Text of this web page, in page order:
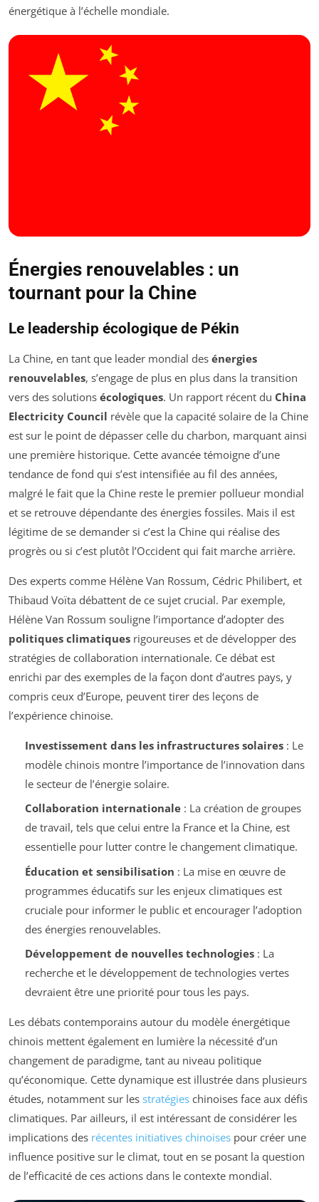
énergétique à l’échelle mondiale.
Énergies renouvelables : un
tournant pour la Chine
Le leadership écologique de Pékin
La Chine, en tant que leader mondial des énergies
renouvelables, s’engage de plus en plus dans la transition
vers des solutions écologiques. Un rapport récent du China
Electricity Council révèle que la capacité solaire de la Chine
est sur le point de dépasser celle du charbon, marquant ainsi
une première historique. Cette avancée témoigne d’une
tendance de fond qui s’est intensifiée au fil des années,
malgré le fait que la Chine reste le premier pollueur mondial
et se retrouve dépendante des énergies fossiles. Mais il est
légitime de se demander si c’est la Chine qui réalise des
progrès ou si c’est plutôt l’Occident qui fait marche arrière.
Des experts comme Hélène Van Rossum, Cédric Philibert, et
Thibaud Voïta débattent de ce sujet crucial. Par exemple,
Hélène Van Rossum souligne l’importance d’adopter des
politiques climatiques rigoureuses et de développer des
stratégies de collaboration internationale. Ce débat est
enrichi par des exemples de la façon dont d’autres pays, y
compris ceux d’Europe, peuvent tirer des leçons de
l’expérience chinoise.
Investissement dans les infrastructures solaires: Le
modèle chinois montre l’importance de l’innovation dans
le secteur de l’énergie solaire.
Collaboration internationale: La création de groupes
de travail, tels que celui entre la France et la Chine, est
essentielle pour lutter contre le changement climatique.
Éducation et sensibilisation : La mise en œuvre de
programmes éducatifs sur les enjeux climatiques est
cruciale pour informer le public et encourager l’adoption
des énergies renouvelables.
Développement de nouvelles technologies: La
recherche et le développement de technologies vertes
devraient être une priorité pour tous les pays.
Les débats contemporains autour du modèle énergétique
chinois mettent également en lumière la nécessité d’un
changement de paradigme, tant au niveau politique
qu’économique. Cette dynamique est illustrée dans plusieurs
études, notamment sur les stratégies chinoises face aux défis
climatiques. Par ailleurs, il est intéressant de considérer les
implications des récentes initiatives chinoises pour créer une
influence positive sur le climat, tout en se posant la question
de l’efficacité de ces actions dans le contexte mondial.